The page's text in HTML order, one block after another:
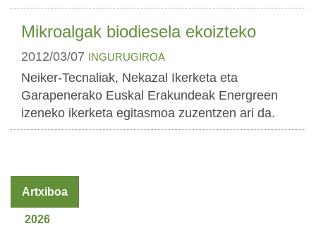
Mikroalgak biodiesela ekoizteko
2012/03/07 INGURUGIROA
Neiker-Tecnaliak, Nekazal Ikerketa eta
Garapenerako Euskal Erakundeak Energreen
izeneko ikerketa egitasmoa zuzentzen ari da.
Artxiboa
2026